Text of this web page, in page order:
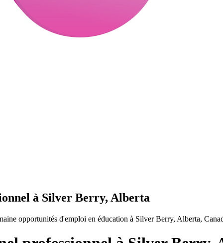
à Silver Berry, Alberta
opportunités d'emploi en éducation à Silver Berry, Alberta,